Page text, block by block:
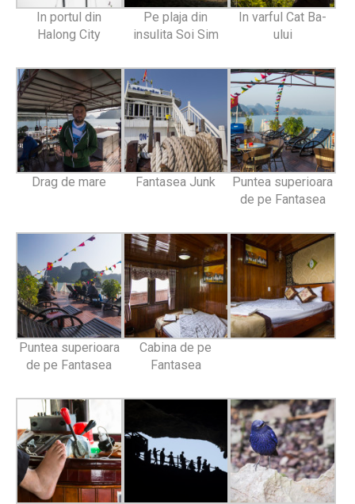
In portul din
Halong City
Pe plaja din
insulita Soi Sim
In varful Cat Ba-
ului
Drag de mare Fantasea Junk
Puntea superioara
de pe Fantasea
Puntea superioara
de pe Fantasea
Cabina de pe
Fantasea